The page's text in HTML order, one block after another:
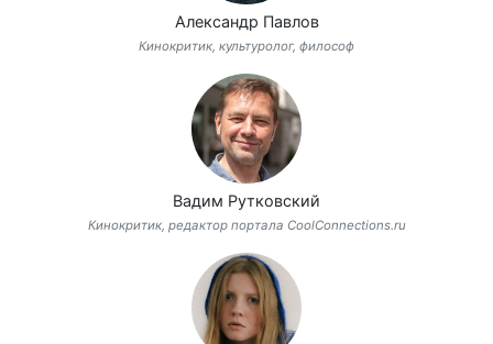
Александр Павлов
Кинокритик, культуролог, философ
Вадим Рутковский
Кинокритик, редактор портала CoolConnections.ru